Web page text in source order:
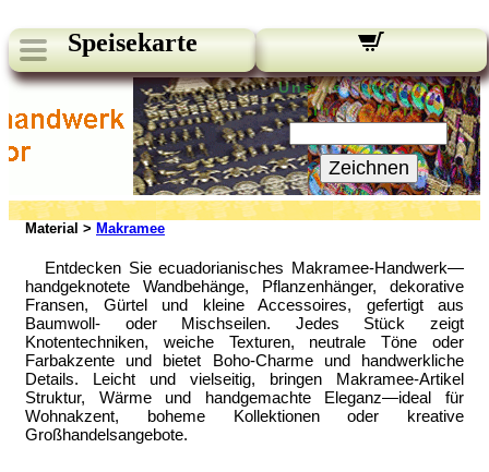
Speisekarte
Unsere Newsletter:
Ihre E-Mail:
Zeichnen
Material > Makramee
Entdecken Sie ecuadorianisches Makramee-Handwerk—
handgeknotete Wandbehänge, Pflanzenhänger, dekorative
Fransen, Gürtel und kleine Accessoires, gefertigt aus
Baumwoll- oder Mischseilen. Jedes Stück zeigt
Knotentechniken, weiche Texturen, neutrale Töne oder
Farbakzente und bietet Boho-Charme und handwerkliche
Details. Leicht und vielseitig, bringen Makramee-Artikel
Struktur, Wärme und handgemachte Eleganz—ideal für
Wohnakzent, boheme Kollektionen oder kreative
Großhandelsangebote.